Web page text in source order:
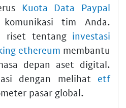
Kuota Data Paypal
tim Anda.
riset tentang investasi
ethereum membantu
depan aset digital.
dengan melihat etf
pasar global.